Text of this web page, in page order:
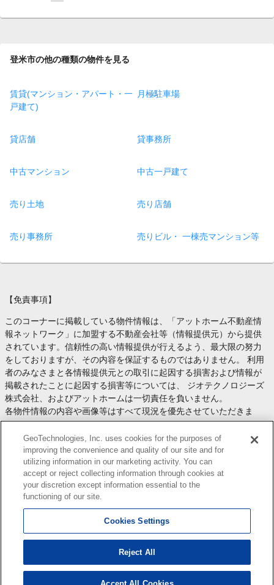
page
登米市の他の種類の物件を見る
賃貸(マンション・アパート・一
戸建て)
月極駐車場
貸店舗 貸事務所
中古マンション 中古一戸建て
売り土地 売り店舗
売り事務所 売りビル・ 一棟売マンション等
【免責事項】
このコーナーに掲載している物件情報は、「アットホーム不動産情
報ネットワーク」に加盟する不動産会社等（情報提供元）から提供
されています。信頼性の高い情報提供が行えるよう、最大限の努力
をしておりますが、その内容を保証するものではありません。 利用
者のみなさまと各情報提供元との取引に起因する損害および情報が
掲載されたことに起因する損害等については、 ジオテクノロジーズ
株式会社、およびアットホームは一切責任を負いません。
各物件情報の内容や画像等はすべて現況を優先させていただきま
す。
お取引等（お取引の準備、資金調達等を含みます）の際には、内容
や契約条件等について、 各情報提供元より十分な説明を受け、ご自
身でご確認の上、判断してください。
このコーナーへの物件情報のご掲載、その他不動産業務ソリューシ
ョン等についての不動産会社様のお問合せはこちら
します。
Copyright(c) At Home Co.,Ltd. このサイトに掲載している情報の無断転載を禁止します。著作権
はアットホーム（株）またはその情報提供者に帰属します。
本ページはプロモーションが含まれています。
GeoTechnologies, Inc. uses cookies for the purposes of
improving the convenience and quality of our site and for
utilizing information in our marketing activity. You can
accept or reject collecting information through cookies at
your discretion except information essential to the
functioning of our site.
Cookies Settings
Reject All